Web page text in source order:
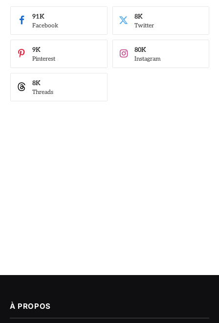
Facebook
91K
Twitter
8K
Pinterest
9K
Instagram
80K
Threads
8K
À PROPOS